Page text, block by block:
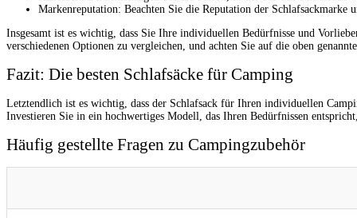
Markenreputation: Beachten Sie die Reputation der
Insgesamt ist es wichtig, dass Sie Ihre individuellen Bedürfnisse und
verschiedenen Optionen zu vergleichen, und achten Sie auf die oben
Fazit: Die besten Schlafsäcke für Camping
Letztendlich ist es wichtig, dass der Schlafsack für Ihren individuellen
Investieren Sie in ein hochwertiges Modell, das Ihren Bedürfnissen
Häufig gestellte Fragen zu Campingzubehör